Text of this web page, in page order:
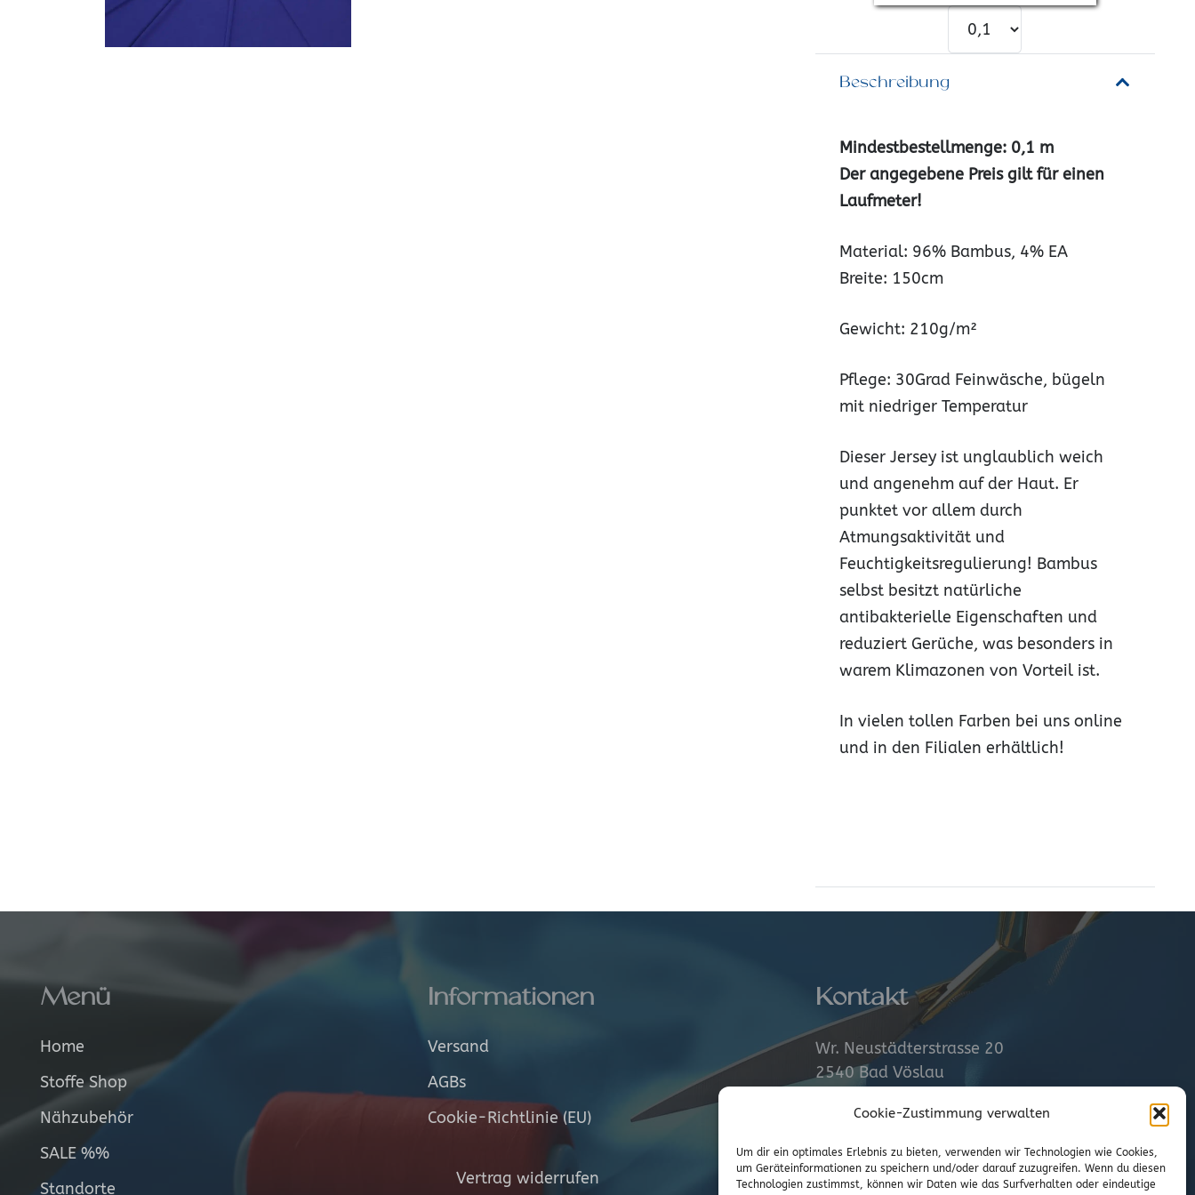
Cookie-Zustimmung verwalten
Um dir ein optimales Erlebnis zu bieten, verwenden wir Technologien wie Cookies,
um Geräteinformationen zu speichern und/oder darauf zuzugreifen. Wenn du diesen
Technologien zustimmst, können wir Daten wie das Surfverhalten oder eindeutige
Beschreibung
Mindestbestellmenge: 0,1 m
Der angegebene Preis gilt für einen
Laufmeter!
Material: 96% Bambus, 4% EA
Breite: 150cm
Gewicht: 210g/m²
Pflege: 30Grad Feinwäsche, bügeln
mit niedriger Temperatur
Dieser Jersey ist unglaublich weich
und angenehm auf der Haut. Er
punktet vor allem durch
Atmungsaktivität und
Feuchtigkeitsregulierung! Bambus
selbst besitzt natürliche
antibakterielle Eigenschaften und
reduziert Gerüche, was besonders in
warem Klimazonen von Vorteil ist.
In vielen tollen Farben bei uns online
und in den Filialen erhältlich!
Menü
Home
Stoffe Shop
Nähzubehör
SALE %%
Standorte
Informationen
Versand
AGBs
Cookie-Richtlinie (EU)
Vertrag widerrufen
Kontakt
Wr. Neustädterstrasse 20
2540 Bad Vöslau
02252/72974
office@to-stoffe.at
Impressum|Datenschutz